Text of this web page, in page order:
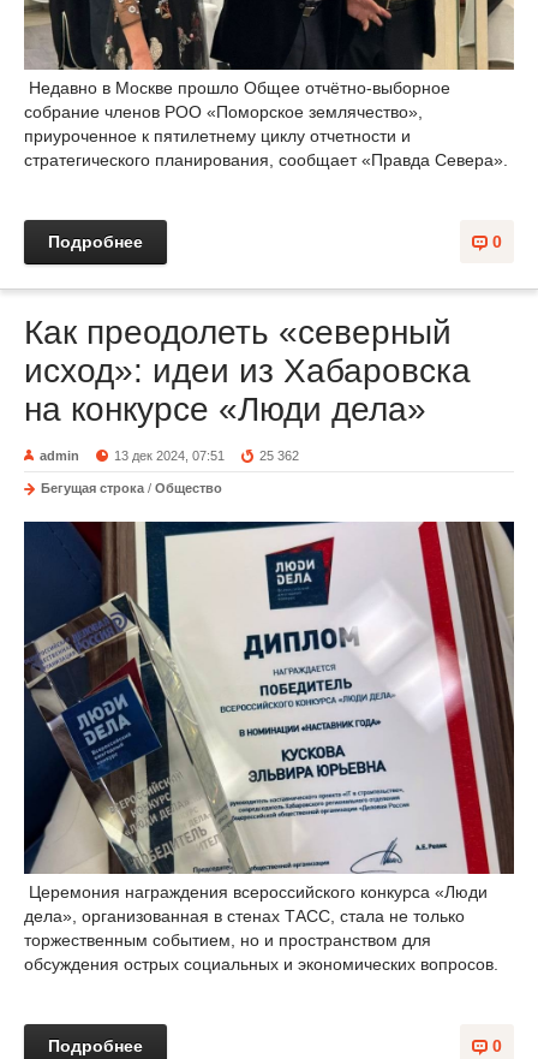
Недавно в Москве прошло Общее отчётно-выборное
собрание членов РОО «Поморское землячество»,
приуроченное к пятилетнему циклу отчетности и
стратегического планирования, сообщает «Правда Севера».
0
Подробнее
Как преодолеть «северный
исход»: идеи из Хабаровска
на конкурсе «Люди дела»
admin 13 дек 2024, 07:51 25 362
Бегущая строка / Общество
Церемония награждения всероссийского конкурса «Люди
дела», организованная в стенах ТАСС, стала не только
торжественным событием, но и пространством для
обсуждения острых социальных и экономических вопросов.
0
Подробнее